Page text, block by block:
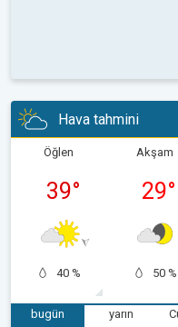
Hava tahmini
Öğlen
39°
40 %
Akşam
29°
50 %
bugün
yarın